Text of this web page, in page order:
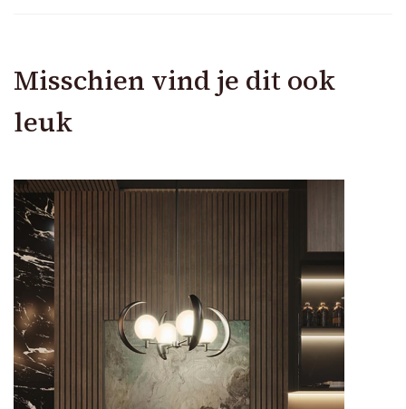
Misschien vind je dit ook
leuk